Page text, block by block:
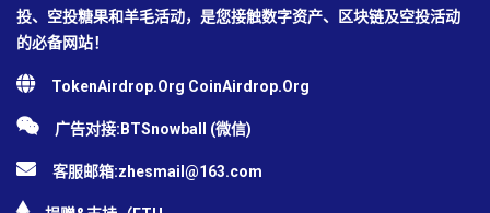
投、空投糖果和羊毛活动，是您接触数字资产、区块链及空投活动
的必备网站！
TokenAirdrop.Org CoinAirdrop.Org
广告对接:BTSnowball (微信)
客服邮箱:zhesmail@163.com